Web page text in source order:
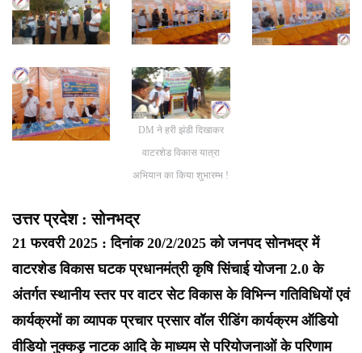
DM ने हरी झंडी दिखाकर
वाटरशेड विकास यात्रा
अभियान का किया शुभारम्भ !
उत्तर प्रदेश : सोनभद्र
21 फरवरी 2025 : दिनांक 20/2/2025 को जनपद सोनभद्र में
वाटरशेड विकास घटक प्रधानमंत्री कृषि सिंचाई योजना 2.0 के
अंतर्गत स्थानीय स्तर पर वाटर सेट विकास के विभिन्न गतिविधियों एवं
कार्यक्रमों का व्यापक प्रचार प्रसार वॉल रीडिंग कार्यक्रम ऑडियो
वीडियो नुक्कड़ नाटक आदि के माध्यम से परियोजनाओं के परिणाम